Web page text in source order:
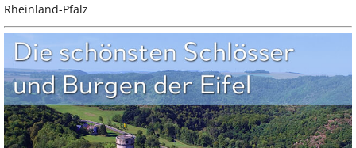
Rheinland-Pfalz